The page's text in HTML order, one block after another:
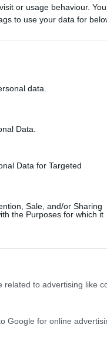
or usage behaviour.
to use your data for
data.
Data.
Data for Targeted
Sale, and/or Sharing
the Purposes for which it
to advertising like
Google for online
competizioni.
e Federica Brignone
maggiori aspiranti
tra i favoriti per